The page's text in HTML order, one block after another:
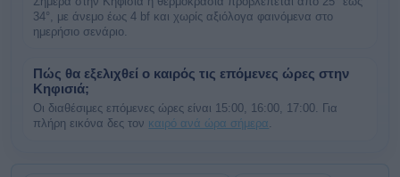
34°, με άνεμο έως 4 bf και χωρίς αξιόλογα φαινόμενα στο
ημερήσιο σενάριο.
Πώς θα εξελιχθεί ο καιρός τις επόμενες ώρες στην
Κηφισιά;
Οι διαθέσιμες επόμενες ώρες είναι 15:00, 16:00, 17:00. Για
πλήρη εικόνα δες τον καιρό ανά ώρα σήμερα.